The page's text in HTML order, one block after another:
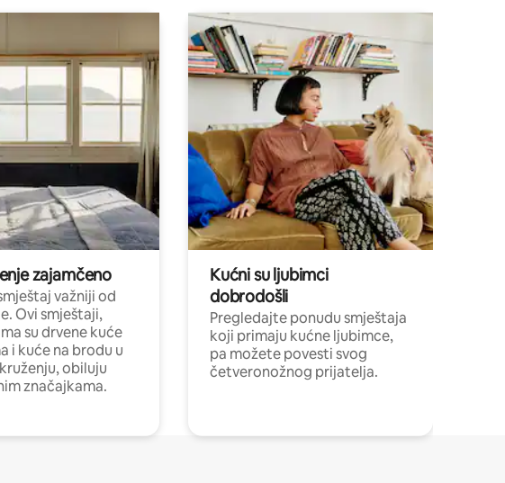
zajamčeno
važniji od
Ovi smještaji,
su drvene kuće
i kuće na brodu u
obiluju
značajkama.
Kućni su ljubimci
dobrodošli
Pregledajte ponudu smještaja
koji primaju kućne ljubimce,
pa možete povesti svog
četveronožnog prijatelja.